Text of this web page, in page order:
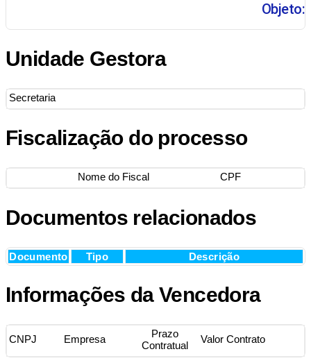
Objeto:
Unidade Gestora
Secretaria
Fiscalização do processo
Nome do Fiscal CPF
Documentos relacionados
Documento Tipo Descrição
Informações da Vencedora
CNPJ Empresa
Prazo
Contratual
Valor Contrato